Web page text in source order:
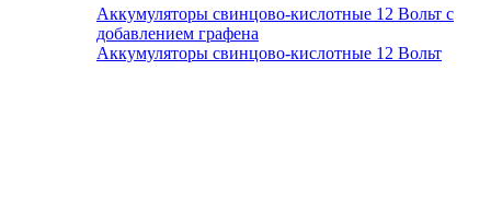
Аккумуляторы свинцово-кислотные 12 Вольт с
добавлением графена
Аккумуляторы свинцово-кислотные 12 Вольт